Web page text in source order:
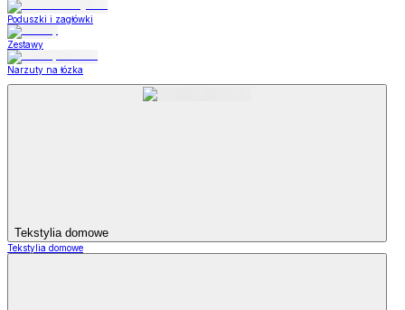
Poduszki i zagłówki
Zestawy
Narzuty na łózka
Tekstylia domowe
Tekstylia domowe